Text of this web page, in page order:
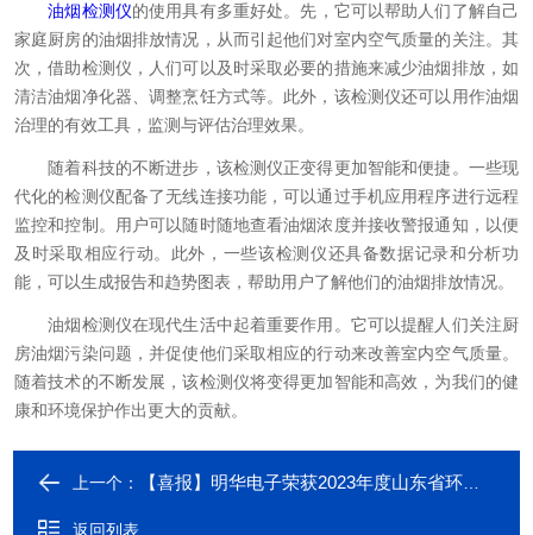
油烟检测仪的使用具有多重好处。先，它可以帮助人们了解自己
家庭厨房的油烟排放情况，从而引起他们对室内空气质量的关注。其
次，借助检测仪，人们可以及时采取必要的措施来减少油烟排放，如
清洁油烟净化器、调整烹饪方式等。此外，该检测仪还可以用作油烟
治理的有效工具，监测与评估治理效果。
随着科技的不断进步，该检测仪正变得更加智能和便捷。一些现
代化的检测仪配备了无线连接功能，可以通过手机应用程序进行远程
监控和控制。用户可以随时随地查看油烟浓度并接收警报通知，以便
及时采取相应行动。此外，一些该检测仪还具备数据记录和分析功
能，可以生成报告和趋势图表，帮助用户了解他们的油烟排放情况。
油烟检测仪在现代生活中起着重要作用。它可以提醒人们关注厨
房油烟污染问题，并促使他们采取相应的行动来改善室内空气质量。
随着技术的不断发展，该检测仪将变得更加智能和高效，为我们的健
康和环境保护作出更大的贡献。
上一个： 【喜报】明华电子荣获2023年度山东省环保产业环境技术进步奖
返回列表